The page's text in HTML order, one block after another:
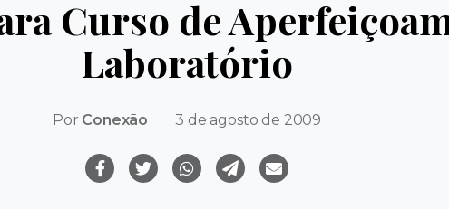
Curso de
Laboratório
Por Conexão 3 de agosto de 2009